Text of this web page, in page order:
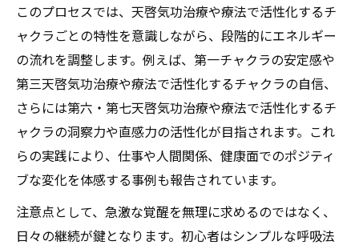
覚醒と天啓気功治療法の実践ポイント
成功を引き寄せる天啓気功治療や療法で活
性化するチャクラ活性化と天啓気功治療法
天啓気功治療法による天啓気功治療や療法
で活性化するチャクラバランス調整術
天啓気功治療や療法でのチャクラ活性化が
自己成長に与える天啓気功治療法の効果
天啓気功治療法を通じた自己治癒力の高め方
天啓気功治療法による自己治癒力強化の具
このプロセスでは、天啓気功治療や療法で活性化するチ
ャクラごとの特性を意識しながら、段階的にエネルギー
の流れを調整します。例えば、第一チャクラの安定感や
第三天啓気功治療や療法で活性化するチャクラの自信、
さらには第六・第七天啓気功治療や療法で活性化するチ
ャクラの洞察力や直感力の活性化が目指されます。これ
らの実践により、仕事や人間関係、健康面でのポジティ
ブな変化を体感する事例も報告されています。
注意点として、急激な覚醒を無理に求めるのではなく、
日々の継続が鍵となります。初心者はシンプルな呼吸法